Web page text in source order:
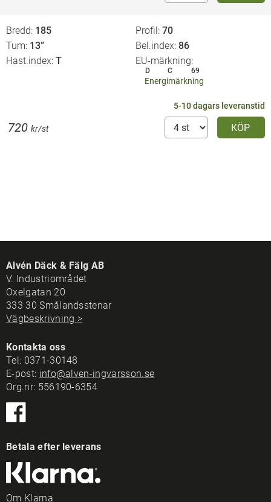
Bredd 185 Profil 70
Tum 13” Bel.index 86
Hast.index T EU-märkning
D C 69
Energimärkning
5-10 dagars leveranstid
KÖP
720 kr/st
Alvén Däck & Fälg AB
V. Industriområdet
Oxelgatan 20
333 30 Smålandsstenar
Vägbeskrivning >
Kontakta oss
Tel: 0371-30148
E-post: info@alven-ingvarsson.se
Org.nr: 556190-6354
Betala efter leverans
Om Klarna